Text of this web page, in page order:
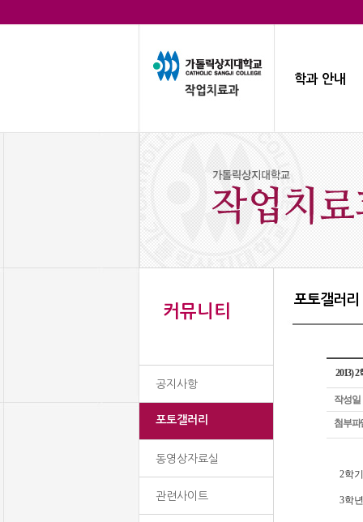
학과 안내
커뮤니티
공지사항
포토갤러리
동영상자료실
관련사이트
포토갤러리
2013)
작성일
첨부파
2학
3학